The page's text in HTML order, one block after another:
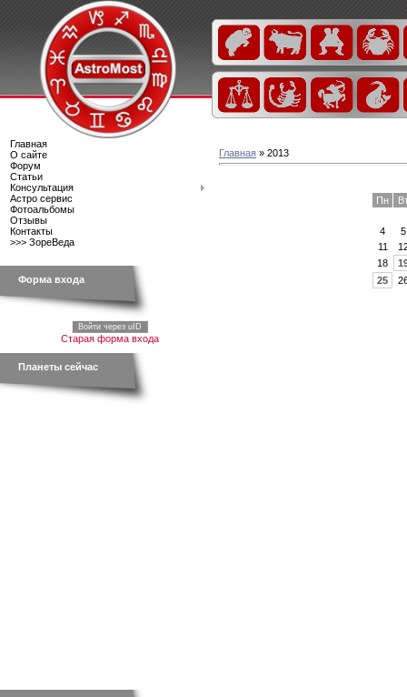
Главная
О сайте
Форум
Статьи
Консультация
Астро сервис
Фотоальбомы
Отзывы
Контакты
>>> ЗореВеда
Форма входа
Войти через uID
Старая форма входа
Планеты сейчас
Главная » 2013
Пн
4
5
11
18
25